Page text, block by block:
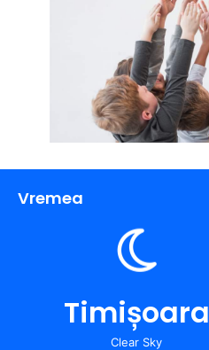
Vremea
Timișoara
Clear Sky